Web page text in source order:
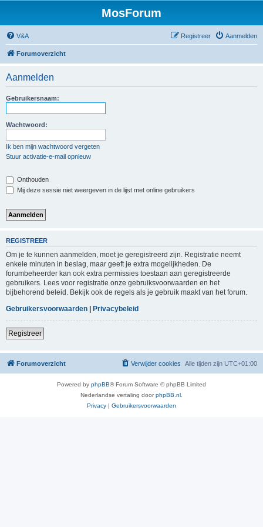
MosForum
V&A Aanmelden
Registreer
Forumoverzicht
Aanmelden
Gebruikersnaam:
Wachtwoord:
Ik ben mijn wachtwoord vergeten
Stuur activatie-e-mail opnieuw
Onthouden
Mij deze sessie niet weergeven in de lijst met online gebruikers
REGISTREER
Om je te kunnen aanmelden, moet je geregistreerd zijn. Registratie neemt
enkele minuten in beslag, maar geeft je extra mogelijkheden. De
forumbeheerder kan ook extra permissies toestaan aan geregistreerde
gebruikers. Lees voor registratie onze gebruiksvoorwaarden en het
bijbehorend beleid. Bekijk ook de regels als je gebruik maakt van het forum.
Gebruikersvoorwaarden | Privacybeleid
Registreer
Forumoverzicht Alle tijden zijn UTC+01:00
Verwijder cookies
Powered by phpBB® Forum Software © phpBB Limited
Nederlandse vertaling doorphpBB.nl
Privacy | Gebruikersvoorwaarden